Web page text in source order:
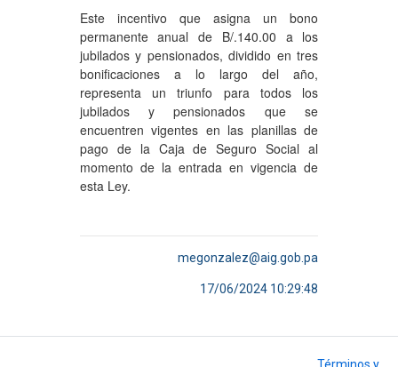
Este incentivo que asigna un bono
permanente anual de B/.140.00 a los
jubilados y pensionados, dividido en tres
bonificaciones a lo largo del año,
representa un triunfo para todos los
jubilados y pensionados que se
encuentren vigentes en las planillas de
pago de la Caja de Seguro Social al
momento de la entrada en vigencia de
esta Ley.
megonzalez@aig.gob.pa
17/06/2024 10:29:48
Términos y